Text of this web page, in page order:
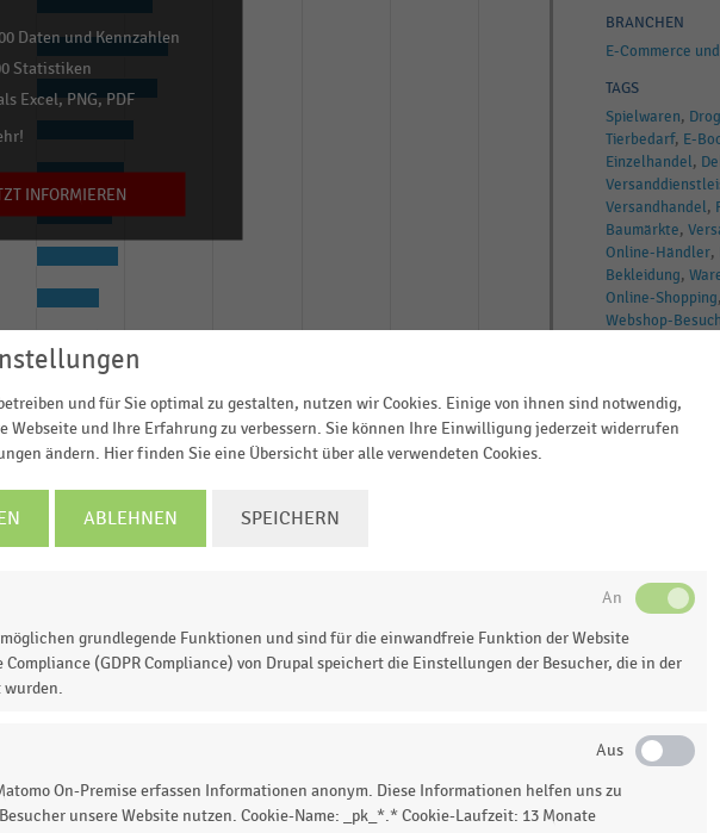
Daten und Kennzahlen
Statistiken
Excel, PNG, PDF
INFORMIEREN
im Online-Handelim 1. Quartal
Der Online-Handel mit Medikamenten
227 Mio. Euro).
BRANCHEN
E-Commerce
TAGS
Spielwaren
Tierbedarf E-
Einzelhandel
Versandhandel
Baumärkte
Online-Händler
Bekleidung
Online-Shopping
Webshop-
Passwort
Registrieren
und für Sie optimal zu gestalten, nutzen wir Cookies. Einige von ihnen sind notwendig,
Webseite und Ihre Erfahrung zu verbessern. Sie können Ihre Einwilligung jederzeit widerrufen
ändern. Hier finden Sie eine Übersicht über alle verwendeten Cookies.
ABLEHNEN SPEICHERN
grundlegende Funktionen und sind für die einwandfreie Funktion der Website
(GDPR Compliance) von Drupal speichert die Einstellungen der Besucher, die in der
wurden.
On-Premise erfassen Informationen anonym. Diese Informationen helfen uns zu
unsere Website nutzen. Cookie-Name: _pk_*.* Cookie-Laufzeit: 13 Monate